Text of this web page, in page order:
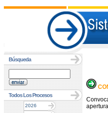
Búsqueda
Todos Los Procesos
2026